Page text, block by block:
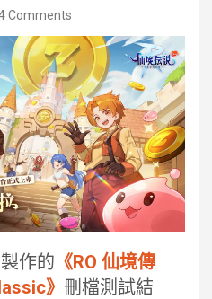
Comments
作的 《RO 仙境傳
》 刪檔測試結